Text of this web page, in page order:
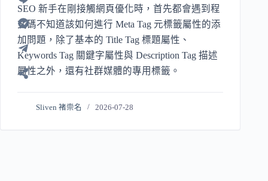
SEO 新手在剛接觸網頁優化時，首先都會遇到程
式碼不知道該如何進行 Meta Tag 元標籤屬性的添
加問題，除了基本的 Title Tag 標題屬性、
Keywords Tag 關鍵字屬性與 Description Tag 描述
屬性之外，還有社群媒體的專用標籤。
Sliven 褚崇名 2026-07-28